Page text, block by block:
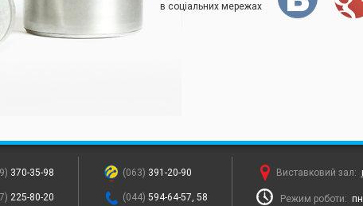
в соціальних мережах
(063) 391-20-90
(044) 594-64-57, 58
370-35-98
225-80-20
Виставковий зал:
Режим роботи: